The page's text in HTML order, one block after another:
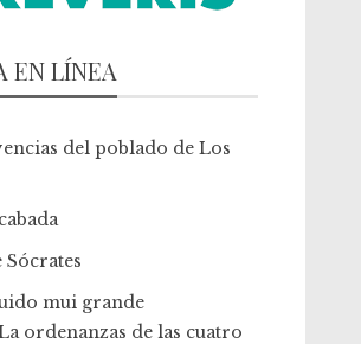
EN LÍNEA
del poblado de Los
mui grande
ordenanzas de las cuatro